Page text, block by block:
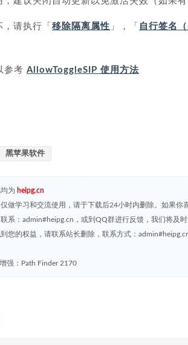
请执行「 移除隔离属性 」，「 自行签名
参考 AllowToggleSIP 使用方法
黑苹果软件
为 heipg.cn
做学习和交流使用，请于下载后24小时内删除。如果你
系：admin#heipg.cn，或到QQ群进行反馈，我们将及时
您的权益，请联系站长删除，联系方式：
强：Path Finder 2170